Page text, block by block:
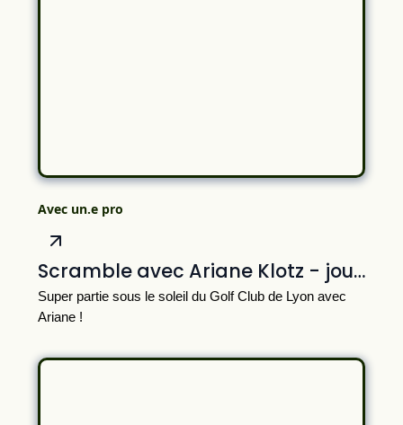
Avec un.e pro
Scramble avec Ariane Klotz - joueuse du LET
Super partie sous le soleil du Golf Club de Lyon avec
Ariane !